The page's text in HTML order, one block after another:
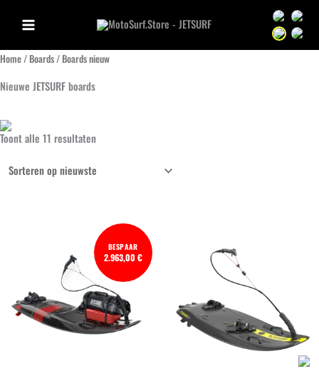
de
inhoud
Sprache
Sprache
Home/Boards/ Boards nieuw
Nieuwe JETSURF boards
Toont alle 11 resultatenGesorteerd
op
BESPAAR
2.963,00 €